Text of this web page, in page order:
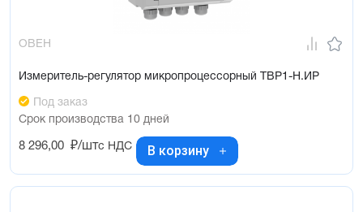
ОВЕН
Измеритель-регулятор микропроцессорный ТВР1-Н.ИР
Под заказ
Срок производства 10 дней
8 296,00 ₽/штс НДС В корзину